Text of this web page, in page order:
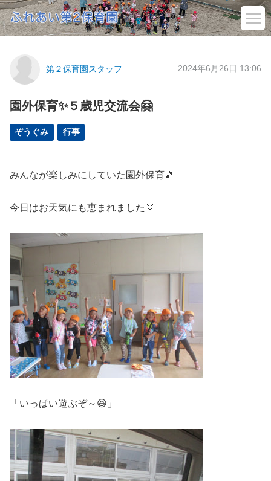
第２保育園スタッフ 2024年6月26日 13:06
園外保育✨５歳児交流会🤗
ぞうぐみ 行事
みんなが楽しみにしていた園外保育🎵
今日はお天気にも恵まれました🌞
「いっぱい遊ぶぞ～😆」